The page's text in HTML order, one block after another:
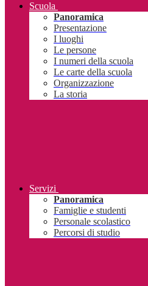
Scuola
Panoramica
Presentazione
I luoghi
Le persone
I numeri della scuola
Le carte della scuola
Organizzazione
La storia
Servizi
Panoramica
Famiglie e studenti
Personale scolastico
Percorsi di studio